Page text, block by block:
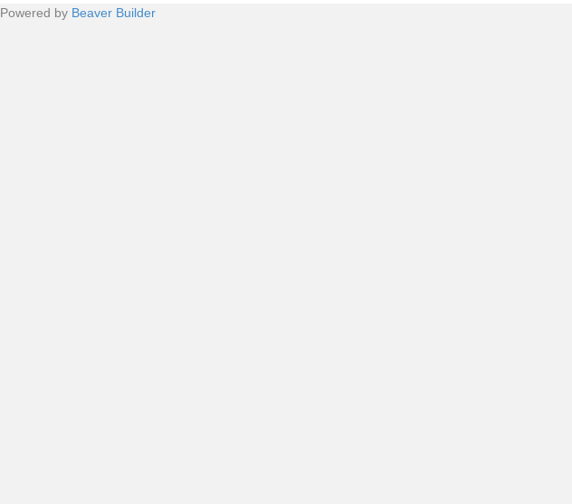
Powered by Beaver Builder